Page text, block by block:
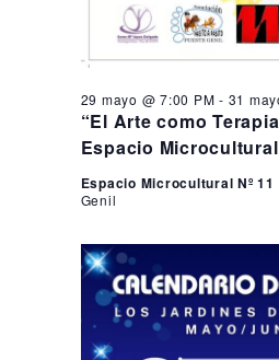
“El Arte como
Espacio Microcultural
29 mayo @ 7:00 PM - 31
Espacio Microcultural Nº 11
Genil